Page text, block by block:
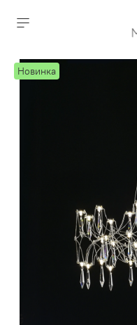
Новинка